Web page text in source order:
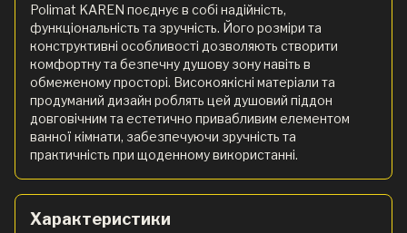
Polimat KAREN поєднує в собі надійність,
функціональність та зручність. Його розміри та
конструктивні особливості дозволяють створити
комфортну та безпечну душову зону навіть в
обмеженому просторі. Високоякісні матеріали та
продуманий дизайн роблять цей душовий піддон
довговічним та естетично привабливим елементом
ванної кімнати, забезпечуючи зручність та
практичність при щоденному використанні.
Характеристики